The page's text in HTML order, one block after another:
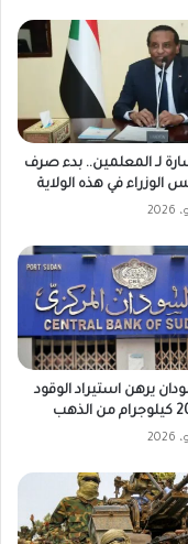
لـ المعلمين.. بدء صرف
الوزراء في هذه الولاية
يرهن استيراد الوقود